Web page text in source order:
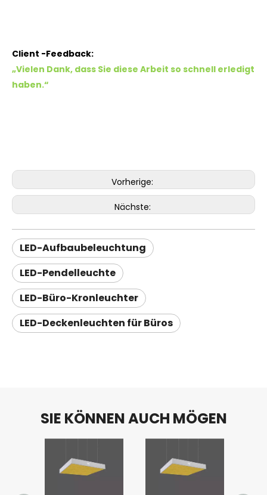
Client -Feedback:
„Vielen Dank, dass Sie diese Arbeit so schnell erledigt
haben.“
Vorherige:
Nächste:
LED-Aufbaubeleuchtung
LED-Pendelleuchte
LED-Büro-Kronleuchter
LED-Deckenleuchten für Büros
SIE KÖNNEN AUCH MÖGEN